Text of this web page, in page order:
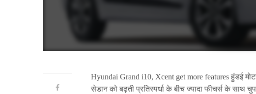
Hyundai Grand i10, Xcent get more features हुंडई
सेडान को बढ़ती प्रतिस्पर्धा के बीच ज्यादा फीचर्स के साथ